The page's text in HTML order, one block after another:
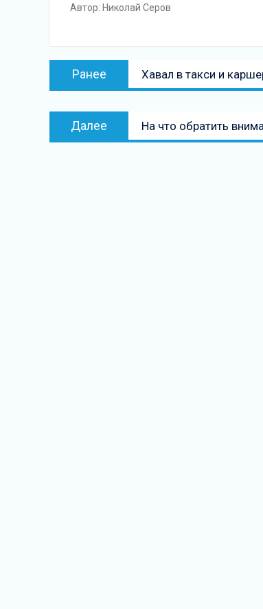
Автор: Николай Серов
Навигация
Ранее
Предыдущая
запись:
Хавал в такси и
Далее
Следующая
запись
На что обратить